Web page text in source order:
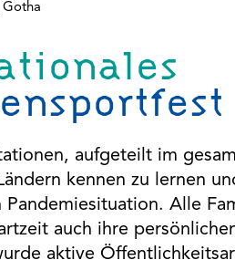
Gotha
aufgeteilt im
kennen zu lernen
Pandemiesituation. Alle
auch ihre
aktive